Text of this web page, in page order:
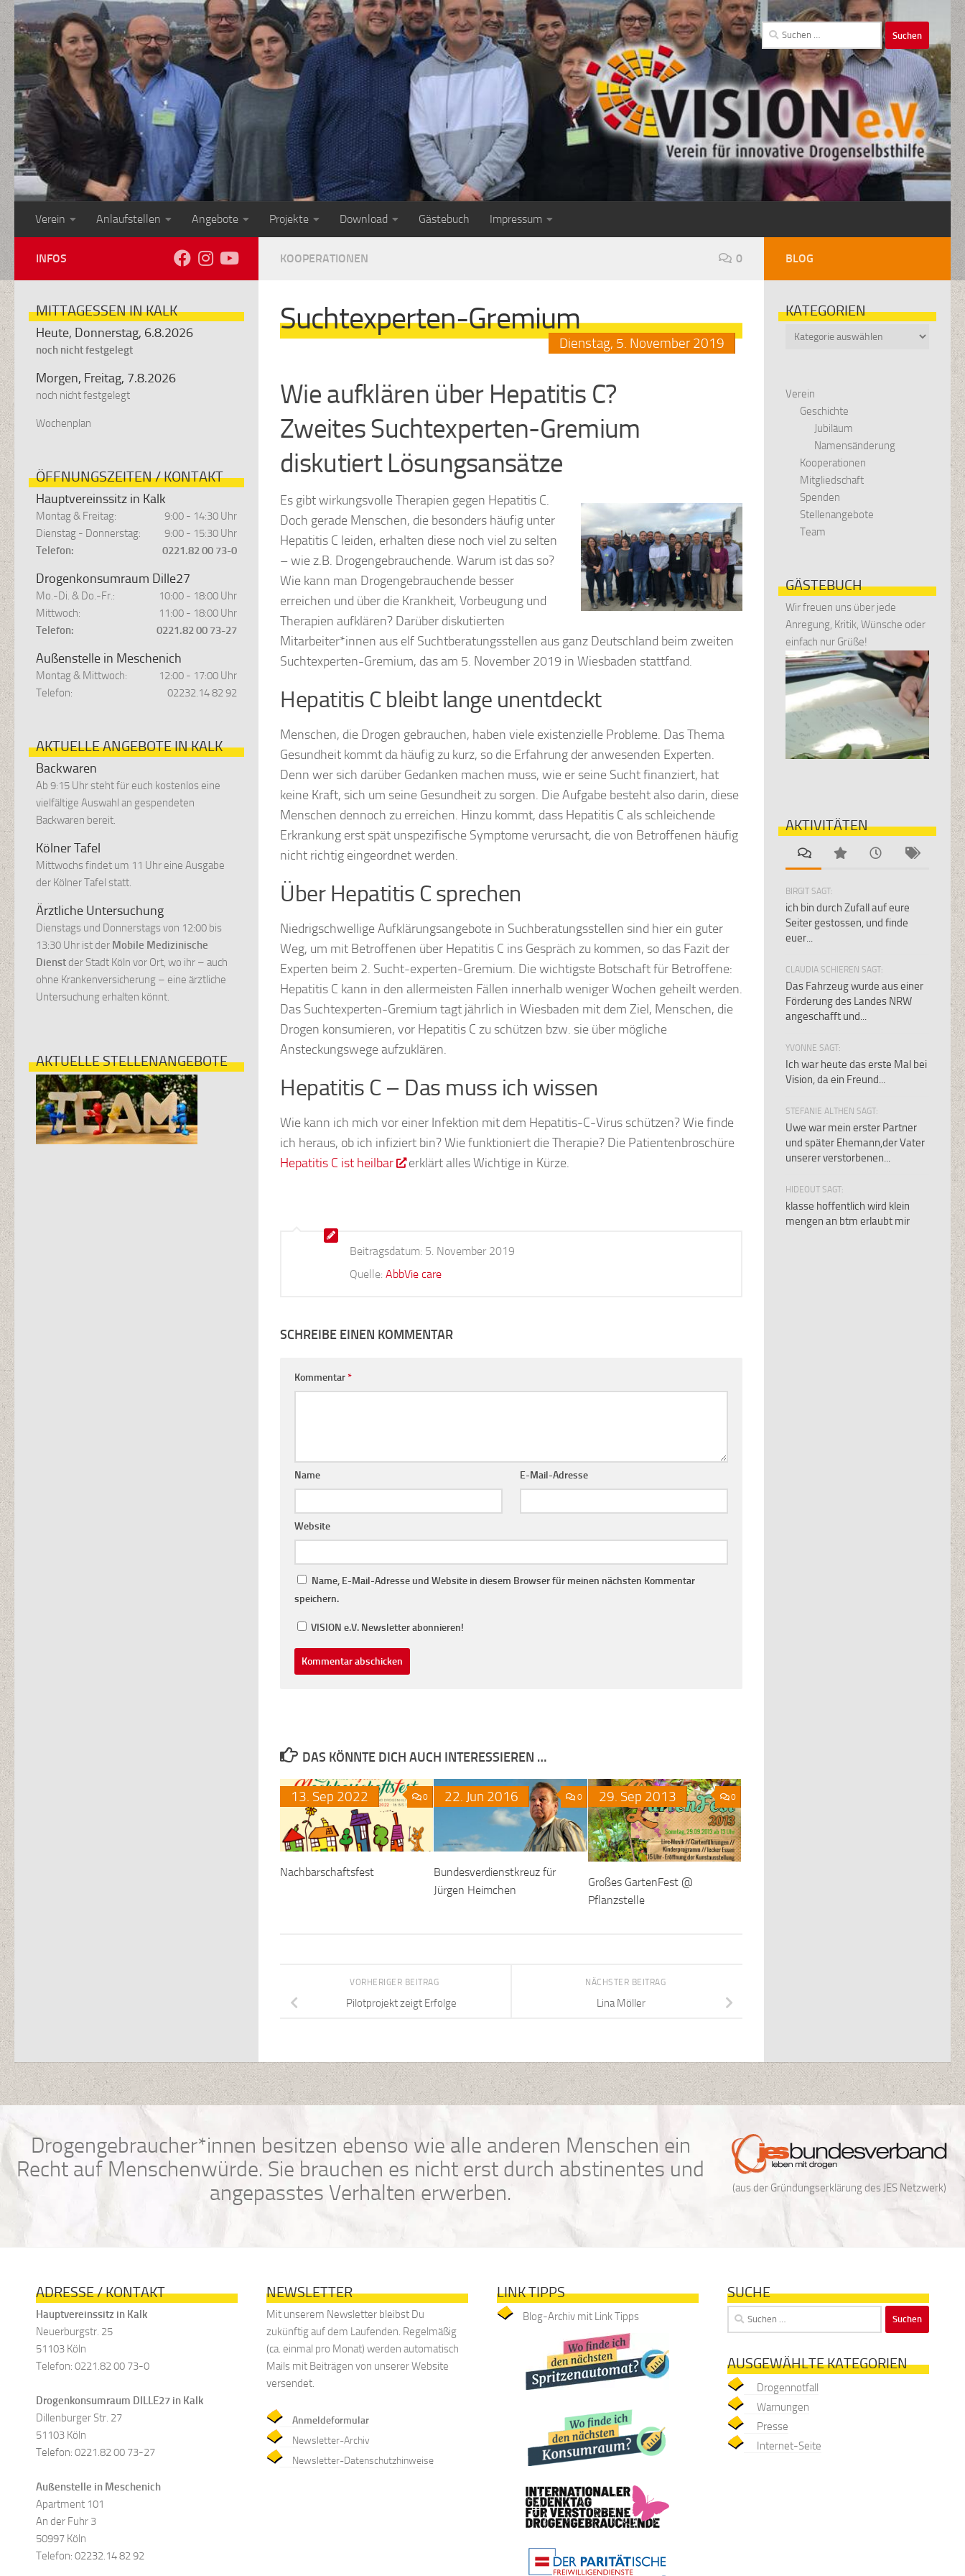
Zum Inhalt springen
Suchen
nach:
Verein Anlaufstellen Angebote Projekte Download Gästebuch Impressum
KOOPERATIONEN 0
Suchtexperten-Gremium
Dienstag, 5. November 2019
Wie aufklären über Hepatitis C?
Zweites Suchtexperten-Gremium
diskutiert Lösungsansätze
Es gibt wirkungsvolle Therapien gegen Hepatitis C.
Doch gerade Menschen, die besonders häufig unter
Hepatitis C leiden, erhalten diese noch viel zu selten
– wie z.B. Drogengebrauchende. Warum ist das so?
Wie kann man Drogengebrauchende besser
erreichen und über die Krankheit, Vorbeugung und
Therapien aufklären? Darüber diskutierten
Mitarbeiter*innen aus elf Suchtberatungsstellen aus ganz Deutschland beim zweiten
Suchtexperten-Gremium, das am 5. November 2019 in Wiesbaden stattfand.
Hepatitis C bleibt lange unentdeckt
Menschen, die Drogen gebrauchen, haben viele existenzielle Probleme. Das Thema
Gesundheit kommt da häufig zu kurz, so die Erfahrung der anwesenden Experten.
Denn wer sich darüber Gedanken machen muss, wie er seine Sucht finanziert, hat
keine Kraft, sich um seine Gesundheit zu sorgen. Die Aufgabe besteht also darin, diese
Menschen dennoch zu erreichen. Hinzu kommt, dass Hepatitis C als schleichende
Erkrankung erst spät unspezifische Symptome verursacht, die von Betroffenen häufig
nicht richtig eingeordnet werden.
Über Hepatitis C sprechen
Niedrigschwellige Aufklärungsangebote in Suchberatungsstellen sind hier ein guter
Weg, um mit Betroffenen über Hepatitis C ins Gespräch zu kommen, so das Fazit der
Experten beim 2. Sucht-experten-Gremium. Die wichtigste Botschaft für Betroffene:
Hepatitis C kann in den allermeisten Fällen innerhalb weniger Wochen geheilt werden.
Das Suchtexperten-Gremium tagt jährlich in Wiesbaden mit dem Ziel, Menschen, die
Drogen konsumieren, vor Hepatitis C zu schützen bzw. sie über mögliche
Ansteckungswege aufzuklären.
Hepatitis C – Das muss ich wissen
Wie kann ich mich vor einer Infektion mit dem Hepatitis-C-Virus schützen? Wie finde
ich heraus, ob ich infiziert bin? Wie funktioniert die Therapie? Die Patientenbroschüre
Hepatitis C ist heilbar
erklärt alles Wichtige in Kürze.
Beitragsdatum: 5. November 2019
Quelle: AbbVie care
SCHREIBE EINEN KOMMENTAR
Kommentar*
Name E-Mail-Adresse
Website
Name, E-Mail-Adresse und Website in diesem Browser für meinen nächsten Kommentar
speichern.
VISION e.V. Newsletter abonnieren!
DAS KÖNNTE DICH AUCH INTERESSIEREN …
0
13. Sep 2022
Nachbarschaftsfest
0
22. Jun 2016
Bundesverdienstkreuz für
Jürgen Heimchen
0
29. Sep 2013
Großes GartenFest @
Pflanzstelle
NÄCHSTER BEITRAG
Lina Möller
VORHERIGER BEITRAG
Pilotprojekt zeigt Erfolge
INFOS
MITTAGESSEN IN KALK
Heute, Donnerstag, 6.8.2026
noch nicht festgelegt
Morgen, Freitag, 7.8.2026
noch nicht festgelegt
Wochenplan
ÖFFNUNGSZEITEN / KONTAKT
Hauptvereinssitz in Kalk
Montag & Freitag:
9:00 - 14:30 Uhr
Dienstag - Donnerstag:
9:00 - 15:30 Uhr
Telefon:
0221.82 00 73-0
Drogenkonsumraum Dille27
Mo.-Di. & Do.-Fr.:
10:00 - 18:00 Uhr
Mittwoch:
11:00 - 18:00 Uhr
Telefon:
0221.82 00 73-27
Außenstelle in Meschenich
Montag & Mittwoch:
12:00 - 17:00 Uhr
Telefon:
02232.14 82 92
AKTUELLE ANGEBOTE IN KALK
Backwaren
Ab 9:15 Uhr steht für euch kostenlos eine
vielfältige Auswahl an gespendeten
Backwaren bereit.
Kölner Tafel
Mittwochs findet um 11 Uhr eine Ausgabe
der Kölner Tafel statt.
Ärztliche Untersuchung
Dienstags und Donnerstags von 12:00 bis
13:30 Uhr ist der Mobile Medizinische
Dienst der Stadt Köln vor Ort, wo ihr – auch
ohne Krankenversicherung – eine ärztliche
Untersuchung erhalten könnt.
AKTUELLE STELLENANGEBOTE
BLOG
KATEGORIEN
Kategorien
Verein
Geschichte
Jubiläum
Namensänderung
Kooperationen
Mitgliedschaft
Spenden
Stellenangebote
Team
GÄSTEBUCH
Wir freuen uns über jede
Anregung, Kritik, Wünsche oder
einfach nur Grüße!
AKTIVITÄTEN
BIRGIT SAGT:
ich bin durch Zufall auf eure
Seiter gestossen, und finde
euer...
CLAUDIA SCHIEREN SAGT:
Das Fahrzeug wurde aus einer
Förderung des Landes NRW
angeschafft und...
YVONNE SAGT:
Ich war heute das erste Mal bei
Vision, da ein Freund...
STEFANIE ALTHEN SAGT:
Uwe war mein erster Partner
und später Ehemann,der Vater
unserer verstorbenen...
HIDEOUT SAGT:
klasse hoffentlich wird klein
mengen an btm erlaubt mir
(aus der Gründungserklärung des JES Netzwerk)
Drogengebraucher*innen besitzen ebenso wie alle anderen Menschen ein
Recht auf Menschenwürde. Sie brauchen es nicht erst durch abstinentes und
angepasstes Verhalten erwerben.
ADRESSE / KONTAKT
Hauptvereinssitz in Kalk
Neuerburgstr. 25
51103 Köln
Telefon: 0221.82 00 73-0
Drogenkonsumraum DILLE27 in Kalk
Dillenburger Str. 27
51103 Köln
Telefon: 0221.82 00 73-27
Außenstelle in Meschenich
Apartment 101
An der Fuhr 3
50997 Köln
Telefon: 02232.14 82 92
NEWSLETTER
Mit unserem Newsletter bleibst Du
zukünftig auf dem Laufenden. Regelmäßig
(ca. einmal pro Monat) werden automatisch
Mails mit Beiträgen von unserer Website
versendet.
Anmeldeformular
Newsletter-Archiv
Newsletter-Datenschutzhinweise
LINK TIPPS
Blog-Archiv mit Link Tipps
SUCHE
Suchen
nach:
AUSGEWÄHLTE KATEGORIEN
Drogennotfall
Warnungen
Presse
Internet-Seite